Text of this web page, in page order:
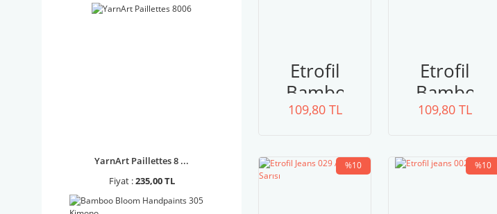
YarnArt Paillettes 8 ...
Fiyat :235,00 TL
Etrofil
Bambonita
77200
Lila
109,80 TL
Etrofil
Bambonita
74343
Yeşili
109,80 TL
%10 %10